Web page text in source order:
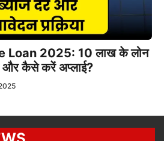
Loan 2025: 10 लाख के लोन
और कैसे करें अप्लाई?